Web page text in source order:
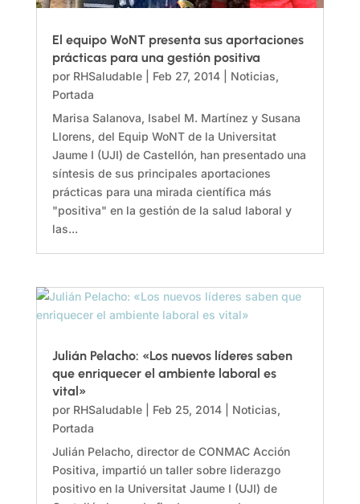
El equipo WoNT presenta sus aportaciones
prácticas para una gestión positiva
por RHSaludable| Feb 27, 2014| Noticias,
Portada
Marisa Salanova, Isabel M. Martínez y Susana
Llorens, del Equip WoNT de la Universitat
Jaume I (UJI) de Castellón, han presentado una
síntesis de sus principales aportaciones
prácticas para una mirada científica más
"positiva" en la gestión de la salud laboral y
las...
Julián Pelacho: «Los nuevos líderes saben
que enriquecer el ambiente laboral es
vital»
por RHSaludable| Feb 25, 2014| Noticias,
Portada
Julián Pelacho, director de CONMAC Acción
Positiva, impartió un taller sobre liderazgo
positivo en la Universitat Jaume I (UJI) de